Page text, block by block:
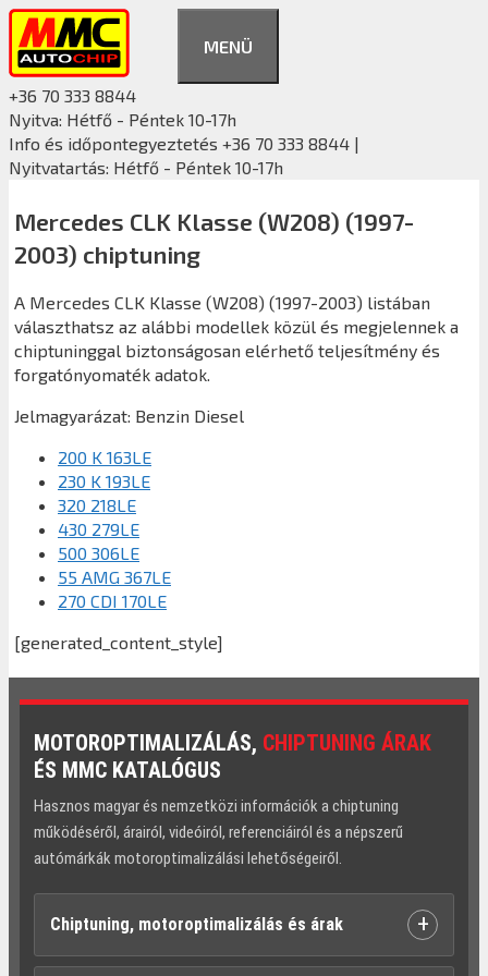
Kilépés
tartalomba
MENÜ
+36 70 333 8844
Nyitva: Hétfő - Péntek 10-17h
Info és időpontegyeztetés +36 70 333 8844 |
Nyitvatartás: Hétfő - Péntek 10-17h
Mercedes CLK Klasse (W208) (1997-
2003) chiptuning
A Mercedes CLK Klasse (W208) (1997-2003) listában
választhatsz az alábbi modellek közül és megjelennek a
chiptuninggal biztonságosan elérhető teljesítmény és
forgatónyomaték adatok.
Jelmagyarázat: Benzin Diesel
200 K 163LE
230 K 193LE
320 218LE
430 279LE
500 306LE
55 AMG 367LE
270 CDI 170LE
[generated_content_style]
MOTOROPTIMALIZÁLÁS, CHIPTUNING ÁRAK
ÉS MMC KATALÓGUS
Hasznos magyar és nemzetközi információk a chiptuning
működéséről, árairól, videóiról, referenciáiról és a népszerű
autómárkák motoroptimalizálási lehetőségeiről.
Chiptuning, motoroptimalizálás és árak +